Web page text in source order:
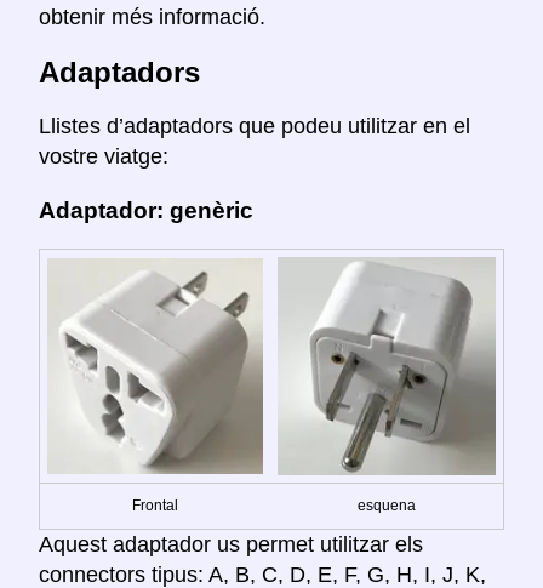
obtenir més informació.
Adaptadors
Llistes d’adaptadors que podeu utilitzar en el
vostre viatge:
Adaptador: genèric
Frontal esquena
Aquest adaptador us permet utilitzar els
connectors tipus: A, B, C, D, E, F, G, H, I, J, K,